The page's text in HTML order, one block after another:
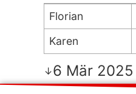
Florian
Karen
↓6 Mär 2025